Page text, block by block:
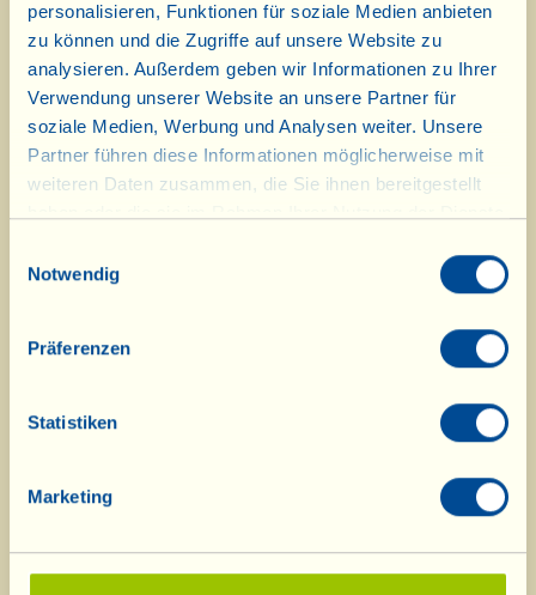
personalisieren, Funktionen für soziale Medien anbieten
zu können und die Zugriffe auf unsere Website zu
analysieren. Außerdem geben wir Informationen zu Ihrer
Verwendung unserer Website an unsere Partner für
soziale Medien, Werbung und Analysen weiter. Unsere
Partner führen diese Informationen möglicherweise mit
weiteren Daten zusammen, die Sie ihnen bereitgestellt
Notwendig
Präferenzen
Statistiken
Marketing
Januar zubereitet. Hier gibt es ihre
Ideen, wie man mit dem frisch
gepressten Olivenöl und neuem
Wein die grauen Januartage erhellt:
Le Ricette Vialline di Gennaio